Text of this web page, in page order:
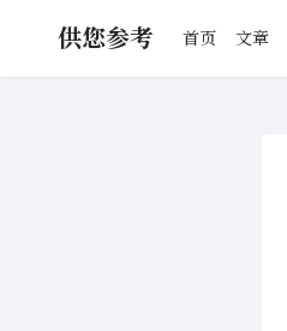
供您参考 首页 文章